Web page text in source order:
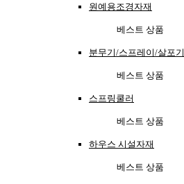
원예용조경자재
베스트 상품
분무기/스프레이/살포기
베스트 상품
스프링쿨러
베스트 상품
하우스 시설자재
베스트 상품